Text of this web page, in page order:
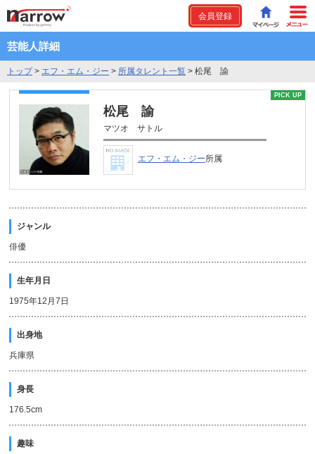
会員登録
芸能人詳細
トップ> エフ・エム・ジー > 所属タレント一覧 > 松尾 諭
PICK UP
松尾 諭
マツオ サトル
エフ・エム・ジー所属
ジャンル
俳優
生年月日
1975年12月7日
出身地
兵庫県
身長
176.5cm
趣味